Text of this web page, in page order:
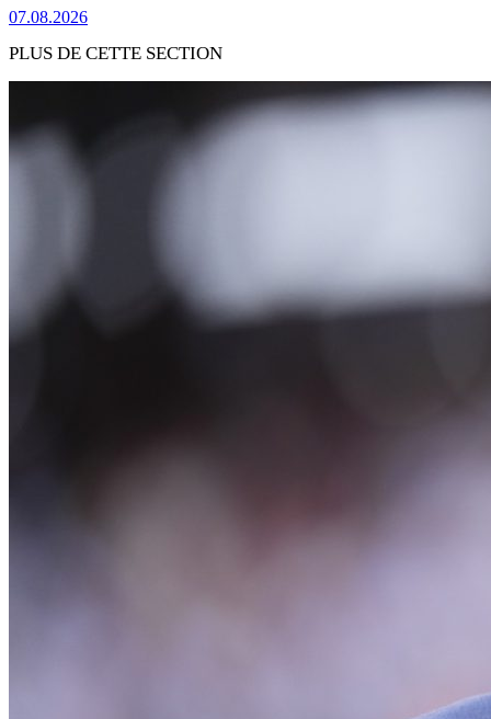
07.08.2026
PLUS DE CETTE SECTION